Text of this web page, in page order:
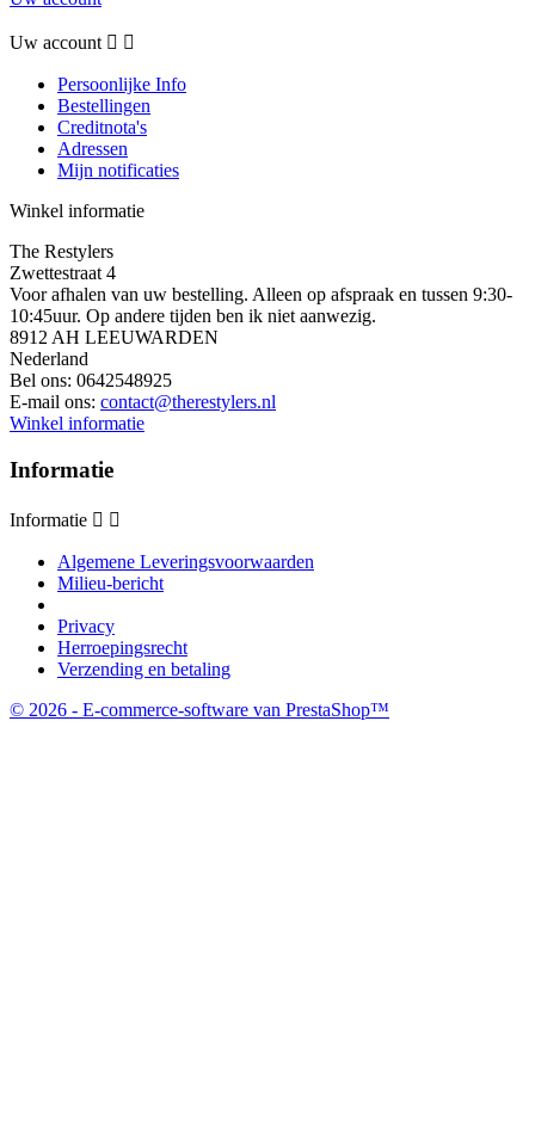
Uw account  
Persoonlijke Info
Bestellingen
Creditnota's
Adressen
Mijn notificaties
Winkel informatie
The Restylers
Zwettestraat 4
Voor afhalen van uw bestelling. Alleen op afspraak en tussen 9:30-
10:45uur. Op andere tijden ben ik niet aanwezig.
8912 AH LEEUWARDEN
Nederland
Bel ons: 0642548925
E-mail ons: contact@therestylers.nl
Winkel informatie
Informatie
Informatie  
Algemene Leveringsvoorwaarden
Milieu-bericht
Privacy
Herroepingsrecht
Verzending en betaling
© 2026 - E-commerce-software van PrestaShop™